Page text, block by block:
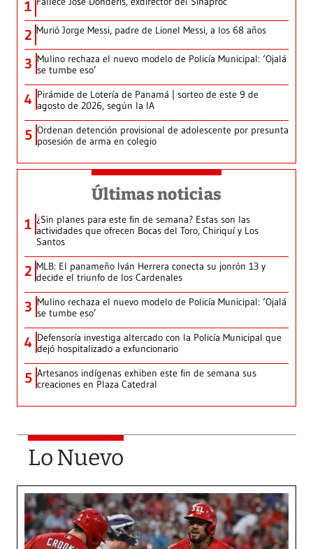
1
2 Murió Jorge Messi, padre de Lionel Messi, a los 68 años
3 Mulino rechaza el nuevo modelo de Policía Municipal: ‘Ojalá
se tumbe eso’
4 Pirámide de Lotería de Panamá | sorteo de este 9 de
agosto de 2026, según la IA
5 Ordenan detención provisional de adolescente por presunta
posesión de arma en colegio
Últimas noticias
1 ¿Sin planes para este fin de semana? Estas son las
actividades que ofrecen Bocas del Toro, Chiriquí y Los
Santos
2 MLB: El panameño Iván Herrera conecta su jonrón 13 y
decide el triunfo de los Cardenales
3 Mulino rechaza el nuevo modelo de Policía Municipal: ‘Ojalá
se tumbe eso’
4 Defensoría investiga altercado con la Policía Municipal que
dejó hospitalizado a exfuncionario
5 Artesanos indígenas exhiben este fin de semana sus
creaciones en Plaza Catedral
Lo Nuevo